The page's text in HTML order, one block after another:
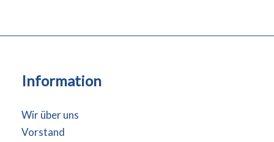
Information
Wir über uns
Vorstand